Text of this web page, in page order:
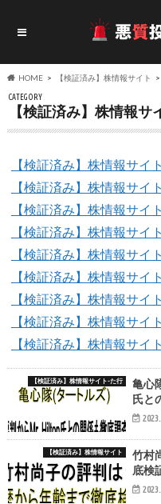
HOME 【検証済み】株情報サイト
CATEGORY
【検証済み】株情報サ
【検証済み】株情報サイ
【検証済み】株情報サイ
【検証済み】株情報サイ
【検証済み】株情報サイ
【検証済み】株情報サイ
【検証済み】株情報サイ
【検証済み】株情報サイ
【検証済み】株情報サイ
【検証済み】株情報サイ
【検証済み】株情報サイト-た行
亀心
氏と
【検証済み】株情報サイト
竹村
底検